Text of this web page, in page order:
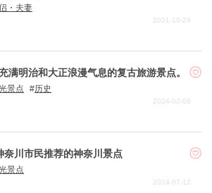
・夫妻
2021-10-29
满明治和大正浪漫气息的复古旅游景点。
景点 历史
2024-02-06
奈川市民推荐的神奈川景点
景点
2024-07-12